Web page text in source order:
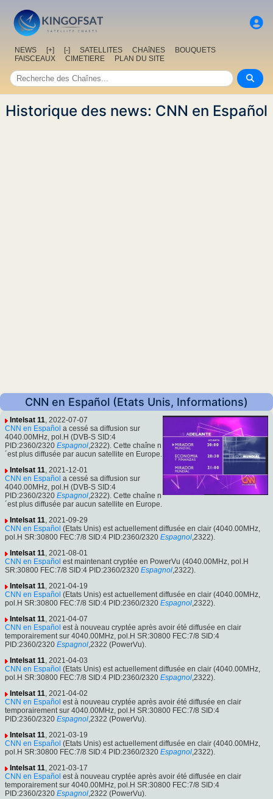
NEWS [+] [-] SATELLITES CHAîNES
BOUQUETS
FAISCEAUX
CIMETIERE PLAN DU SITE
Historique des news: CNN en Español
CNN en Español (Etats Unis, Informations)
Intelsat 11, 2022-07-07
CNN en Español a cessé sa diffusion sur
4040.00MHz, pol.H (DVB-S SID:4
PID:2360/2320 Espagnol,2322). Cette chaîne n
´est plus diffusée par aucun satellite en Europe.
Intelsat 11, 2021-12-01
CNN en Español a cessé sa diffusion sur
4040.00MHz, pol.H (DVB-S SID:4
PID:2360/2320 Espagnol,2322). Cette chaîne n
´est plus diffusée par aucun satellite en Europe.
Intelsat 11, 2021-09-29
CNN en Español (Etats Unis) est actuellement diffusée en clair (4040.00MHz,
pol.H SR:30800 FEC:7/8 SID:4 PID:2360/2320 Espagnol,2322).
Intelsat 11, 2021-08-01
CNN en Español est maintenant cryptée en PowerVu (4040.00MHz, pol.H
SR:30800 FEC:7/8 SID:4 PID:2360/2320 Espagnol,2322).
Intelsat 11, 2021-04-19
CNN en Español (Etats Unis) est actuellement diffusée en clair (4040.00MHz,
pol.H SR:30800 FEC:7/8 SID:4 PID:2360/2320 Espagnol,2322).
Intelsat 11, 2021-04-07
CNN en Español est à nouveau cryptée après avoir été diffusée en clair
temporairement sur 4040.00MHz, pol.H SR:30800 FEC:7/8 SID:4
PID:2360/2320 Espagnol,2322 (PowerVu).
Intelsat 11, 2021-04-03
CNN en Español (Etats Unis) est actuellement diffusée en clair (4040.00MHz,
pol.H SR:30800 FEC:7/8 SID:4 PID:2360/2320 Espagnol,2322).
Intelsat 11, 2021-04-02
CNN en Español est à nouveau cryptée après avoir été diffusée en clair
temporairement sur 4040.00MHz, pol.H SR:30800 FEC:7/8 SID:4
PID:2360/2320 Espagnol,2322 (PowerVu).
Intelsat 11, 2021-03-19
CNN en Español (Etats Unis) est actuellement diffusée en clair (4040.00MHz,
pol.H SR:30800 FEC:7/8 SID:4 PID:2360/2320 Espagnol,2322).
Intelsat 11, 2021-03-17
CNN en Español est à nouveau cryptée après avoir été diffusée en clair
temporairement sur 4040.00MHz, pol.H SR:30800 FEC:7/8 SID:4
PID:2360/2320 Espagnol,2322 (PowerVu).